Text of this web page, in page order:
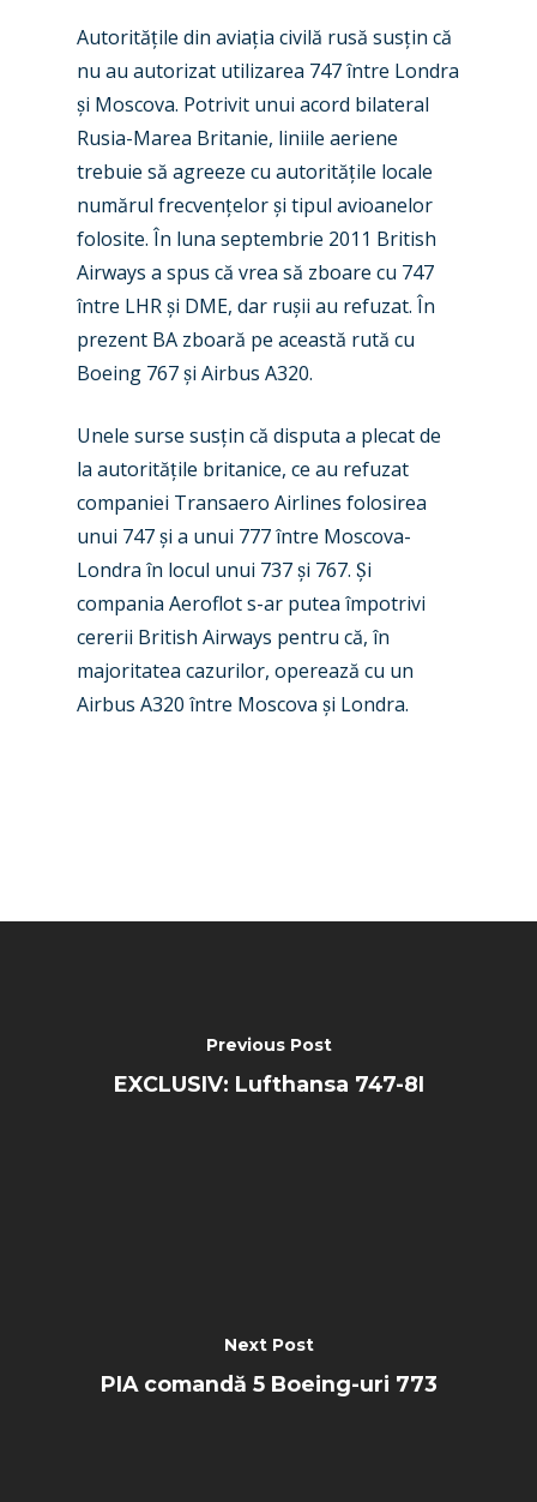
Autoritățile din aviația civilă rusă susțin că
nu au autorizat utilizarea 747 între Londra
și Moscova. Potrivit unui acord bilateral
Rusia-Marea Britanie, liniile aeriene
trebuie să agreeze cu autoritățile locale
numărul frecvențelorși tipul avioanelor
folosite. În luna septembrie 2011 British
Airways a spus că vrea să zboare cu 747
între LHRși DME, dar rușii au refuzat. În
prezent BA zboară pe această rută cu
Boeing 767și Airbus A320.
Unele surse susțin că disputa a plecat de
la autoritățile britanice, ce au refuzat
companiei Transaero Airlines folosirea
unui 747și a unui 777 între Moscova-
Londra în locul unui 737și 767. Și
compania Aeroflot s-ar putea împotrivi
cererii British Airways pentru că, în
majoritatea cazurilor, operează cu un
Airbus A320 între Moscova și Londra.
Previous Post
EXCLUSIV: Lufthansa 747-8I
Next Post
PIA comandă 5 Boeing-uri 773
New Routes
Industry
Accidents / Incidents
Airshows
Dubai 2025
Paris 2025
Farnborough 2024
Paris 2023
Farnborough 2022
Business Jets
Military
Trip Reports
Marketplace
Jobs